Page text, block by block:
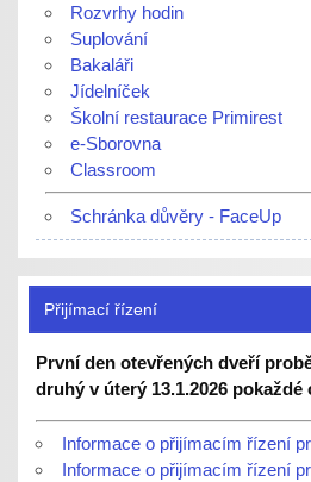
Rozvrhy hodin
Suplování
Bakaláři
Jídelníček
Školní restaurace Primirest
e-Sborovna
Classroom
Schránka důvěry - FaceUp
Přijímací řízení
První den otevřených dveří
druhý v úterý 13.1.2026 pokaždé
Informace o přijímacím řízení
Informace o přijímacím řízení